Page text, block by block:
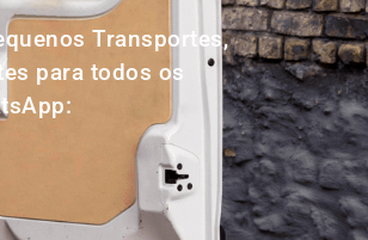
Transportes,
para todos os